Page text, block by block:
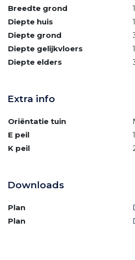
Breedte grond
Diepte huis
Diepte grond
Diepte gelijkvloers
Diepte elders
Extra info
Oriëntatie tuin
E peil
K peil
Downloads
Plan
Plan